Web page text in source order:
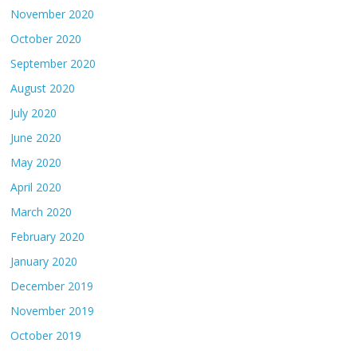
November 2020
October 2020
September 2020
August 2020
July 2020
June 2020
May 2020
April 2020
March 2020
February 2020
January 2020
December 2019
November 2019
October 2019